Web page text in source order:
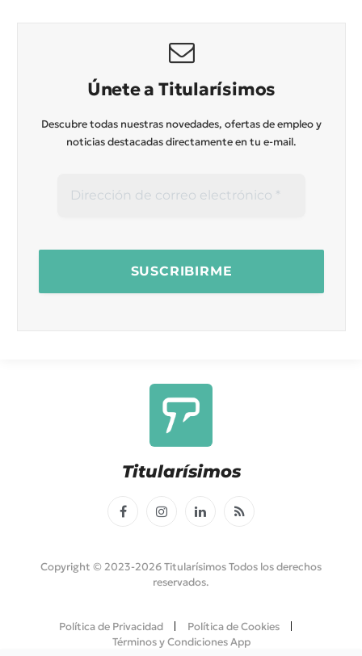
Únete a Titularísimos
Descubre todas nuestras novedades, ofertas de empleo y
noticias destacadas directamente en tu e-mail.
Titularísimos
FacebookInstagramLinkedInRSS
Copyright © 2023-2026 Titularísimos Todos los derechos
reservados.
Política de Privacidad
Política de Cookies
Términos y Condiciones App